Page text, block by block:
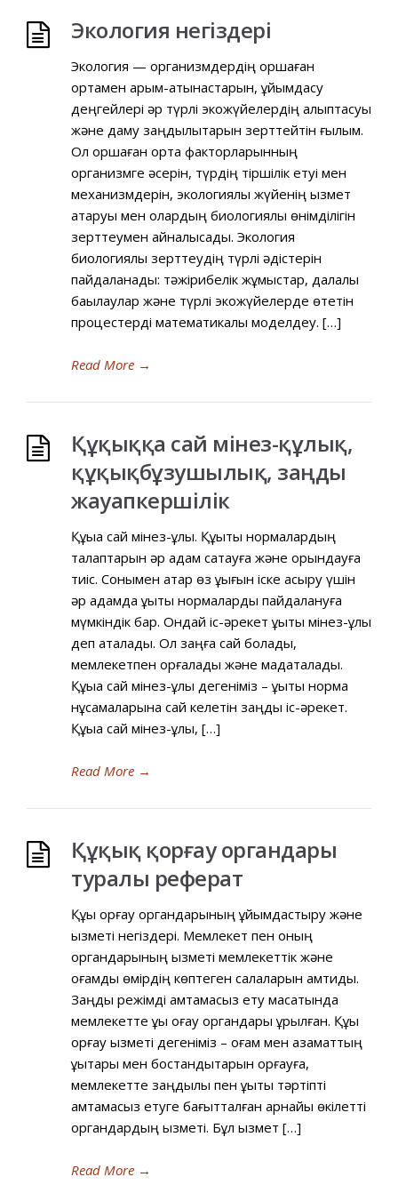
Экология негіздері
Экология — организмдердің қоршаған
ортамен қарым-қатынастарын, ұйымдасу
деңгейлері әр түрлі экожүйелердің қалыптасуы
және даму заңдылықтарын зерттейтін ғылым.
Ол қоршаған орта факторларынның
организмге әсерін, түрдің тіршілік етуі мен
механизмдерін, экологиялық жүйенің қызмет
атқаруы мен олардың биологиялық өнімділігін
зерттеумен айналысады. Эко­логия
биологиялық зерттеудің түрлі әдістерін
пайдаланады: тәжірибелік жұмыстар, далалық
бақылаулар және түрлі экожүйелерде өтетін
процестерді математикалық моделдеу. […]
Read More →
Құқыққа сай мінез-құлық,
құқықбұзушылық, заңды
жауапкершілік
Құқыққа сай мінез-құлық. Құқықтық нормалардың
талаптарын әр адам сақтауға және орындауға
тиіс. Сонымен қатар өз құқығын іске асыру үшін
әр адамда құқықтық нормаларды пайдалануға
мүмкіндік бар. Ондай іс-әрекет құқықтық мінез-құлық
деп аталады. Ол заңға сай болады,
мемлекетпен қорғалады және мадақталады.
Құқыққа сай мінез-құлық дегеніміз – құқықтық норма
нұсқамаларына сай келетін заңдық іс-әрекет.
Құқыққа сай мінез-құлық, […]
Read More →
Құқық қорғау органдары
туралы реферат
Құқық қорғау органдарының ұйымдастыру және
қызметі негіздері. Мемлекет пен оның
органдарының қызметі мемлекеттік және
қоғамдық өмірдің көптеген салаларын қамтиды.
Заңдық режімді қамтамасыз ету мақсатында
мемлекетте құқық қоғау органдары құрылған. Құқық
қорғау қызметі дегеніміз – қоғам мен азаматтың
құқықтары мен бостандықтарын қорғауға,
мемлекетте заңдылық пен құқықтық тәртіпті
қамтамасыз етуге бағытталған арнайы өкілетті
органдардың қызметі. Бұл қызмет […]
Read More →